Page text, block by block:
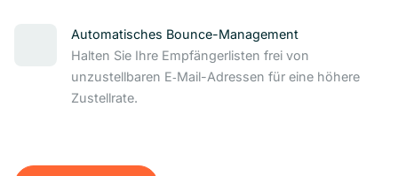
Automatisches Bounce-Management
Halten Sie Ihre Empfängerlisten frei von
unzustellbaren E‑Mail-Adressen für eine höhere
Zustellrate.